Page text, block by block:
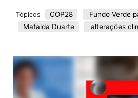
Tópicos COP28
Fundo Verde
Mafalda Duarte
alterações